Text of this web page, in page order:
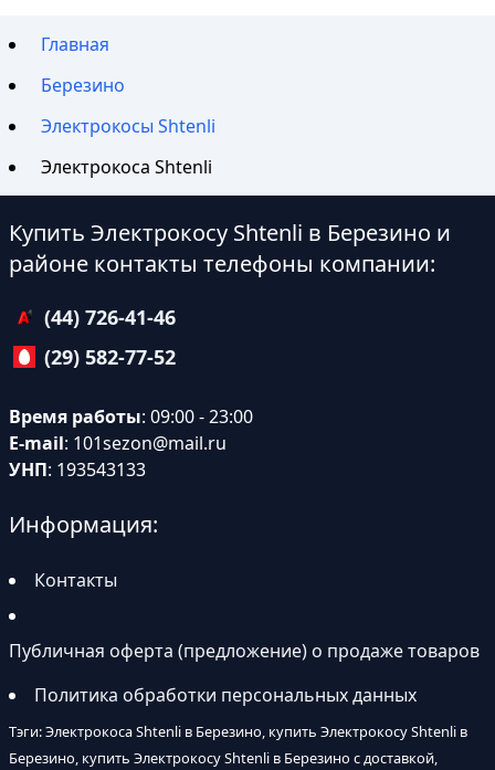
Главная
Березино
Электрокосы Shtenli
Электрокоса Shtenli
Купить Электрокосу Shtenli в Березино и
районе контакты телефоны компании:
(44) 726-41-46
(29) 582-77-52
Время работы: 09:00 - 23:00
E-mail: 101sezon@mail.ru
УНП: 193543133
Информация:
Контакты
Публичная оферта (предложение) о продаже товаров
Политика обработки персональных данных
Тэги: Электрокоса Shtenli в Березино, купить Электрокосу Shtenli в
Березино, купить Электрокосу Shtenli в Березино с доставкой,